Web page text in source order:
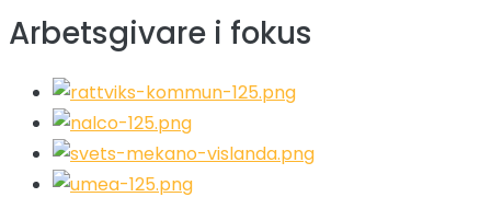
Arbetsgivare i fokus